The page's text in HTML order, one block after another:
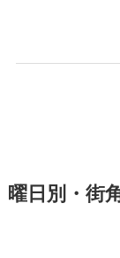
曜日別・街